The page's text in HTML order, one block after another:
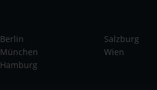
Berlin
München
Hamburg
Salzburg
Wien